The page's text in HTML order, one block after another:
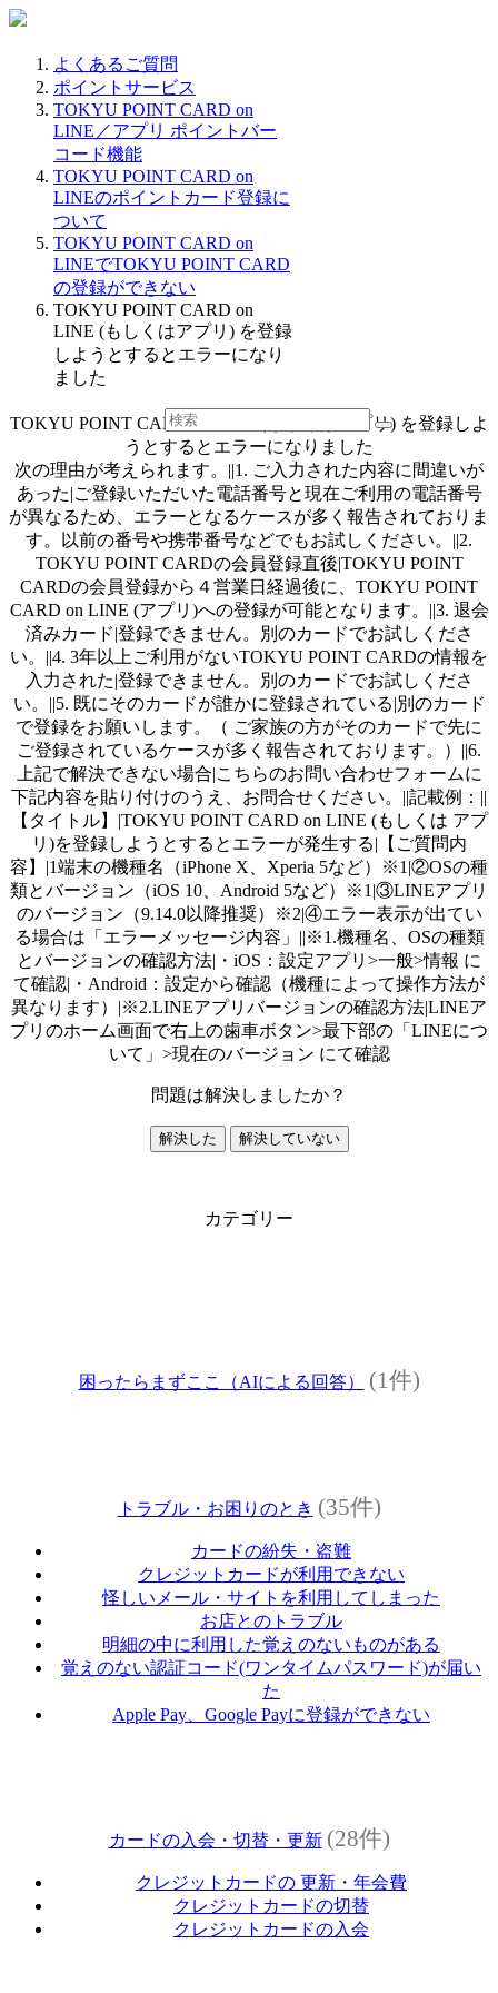
よくあるご質問
ポイントサービス
TOKYU POINT CARD on
LINE／アプリ ポイントバー
コード機能
TOKYU POINT CARD on
LINEのポイントカード登録に
ついて
TOKYU POINT CARD on
LINEでTOKYU POINT CARD
の登録ができない
TOKYU POINT CARD on
LINE (もしくはアプリ) を登録
しようとするとエラーになり
ました
TOKYU POINT CARD on LINE (もしくはアプリ) を登録しよ
うとするとエラーになりました
次の理由が考えられます。||1. ご入力された内容に間違いが
あった|ご登録いただいた電話番号と現在ご利用の電話番号
が異なるため、エラーとなるケースが多く報告されておりま
す。以前の番号や携帯番号などでもお試しください。||2.
TOKYU POINT CARDの会員登録直後|TOKYU POINT
CARDの会員登録から４営業日経過後に、TOKYU POINT
CARD on LINE (アプリ)への登録が可能となります。||3. 退会
済みカード|登録できません。別のカードでお試しくださ
い。||4. 3年以上ご利用がないTOKYU POINT CARDの情報を
入力された|登録できません。別のカードでお試しくださ
い。||5. 既にそのカードが誰かに登録されている|別のカード
で登録をお願いします。（ ご家族の方がそのカードで先に
ご登録されているケースが多く報告されております。）||6.
上記で解決できない場合|こちらのお問い合わせフォームに
下記内容を貼り付けのうえ、お問合せください。||記載例：||
【タイトル】|TOKYU POINT CARD on LINE (もしくは アプ
リ)を登録しようとするとエラーが発生する|【ご質問内
容】|1端末の機種名（iPhone X、Xperia 5など）※1|②OSの種
類とバージョン（iOS 10、Android 5など）※1|③LINEアプリ
のバージョン（9.14.0以降推奨）※2|④エラー表示が出てい
る場合は「エラーメッセージ内容」||※1.機種名、OSの種類
とバージョンの確認方法|・iOS：設定アプリ>一般>情報 に
て確認|・Android：設定から確認（機種によって操作方法が
異なります）|※2.LINEアプリバージョンの確認方法|LINEア
プリのホーム画面で右上の歯車ボタン>最下部の「LINEにつ
いて」>現在のバージョン にて確認
問題は解決しましたか？
解決した 解決していない
カテゴリー
困ったらまずここ（AIによる回答） (1件)
トラブル・お困りのとき (35件)
カードの紛失・盗難
クレジットカードが利用できない
怪しいメール・サイトを利用してしまった
お店とのトラブル
明細の中に利用した覚えのないものがある
覚えのない認証コード(ワンタイムパスワード)が届い
た
Apple Pay、Google Payに登録ができない
カードの入会・切替・更新 (28件)
クレジットカードの 更新・年会費
クレジットカードの切替
クレジットカードの入会